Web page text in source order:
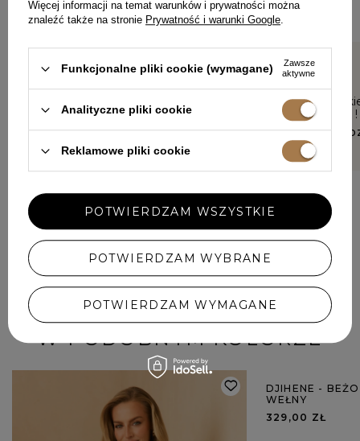
się każdy detal.
gustu.
HANNA, KOŚCIERZYNA
5/5
Piękna
nietypowa
KLAUDIA,
DODAJ SWOJĄ OPINIĘ
W PODOBNYM KOLORZE
DJIHENE -
WEŁNY
329,00 ZŁ
Więcej informacji na temat warunków i prywatności można
znaleźć także na stronie Prywatność i warunki Google.
Funkcjonalne pliki cookie (wymagane)
Zawsze
aktywne
Analityczne pliki cookie
Reklamowe pliki cookie
POTWIERDZAM WYBRANE
POTWIERDZAM WYMAGANE
POTWIERDZAM WSZYSTKIE